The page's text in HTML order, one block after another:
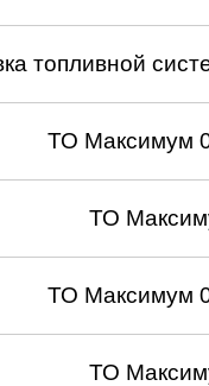
топливной
ТО Максимум
ТО
ТО Максимум
ТО